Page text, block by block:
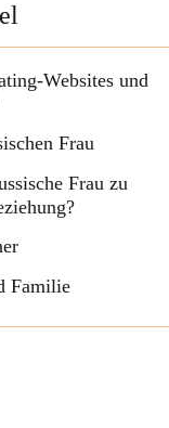
Websites und
Frau
Frau zu
Familie